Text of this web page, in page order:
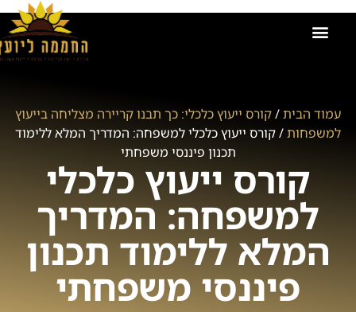
עמוד הבית/קורס ייעוץ כלכלי: כך תבנו קריירה מצליחה בייעוץ
למשפחות/ קורס ייעוץ כלכלי למשפחה: המדריך המלא ללימוד
תכנון פיננסי משפחתי
קורס ייעוץ כלכלי
למשפחה: המדריך
המלא ללימוד תכנון
פיננסי משפחתי